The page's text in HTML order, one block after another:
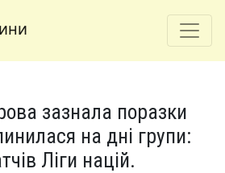
зазнала поразки
на дні групи:
Ліги націй.